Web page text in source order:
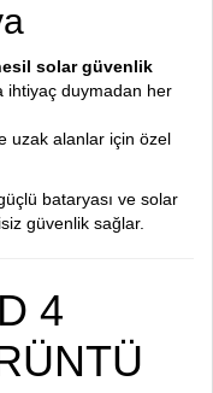
solar güvenlik
ihtiyaç duymadan her
uzak alanlar için özel
güçlü bataryası ve solar
güvenlik sağlar.
4